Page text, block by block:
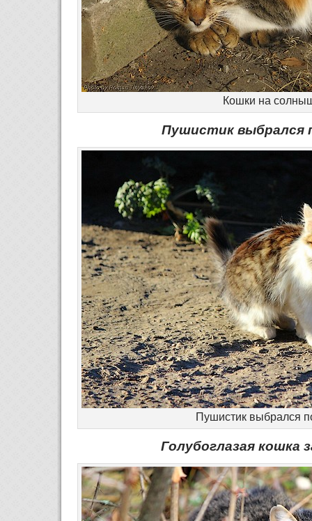
Кошки на
Пушистик выбрался
Пушистик выбрался
Голубоглазая кошка